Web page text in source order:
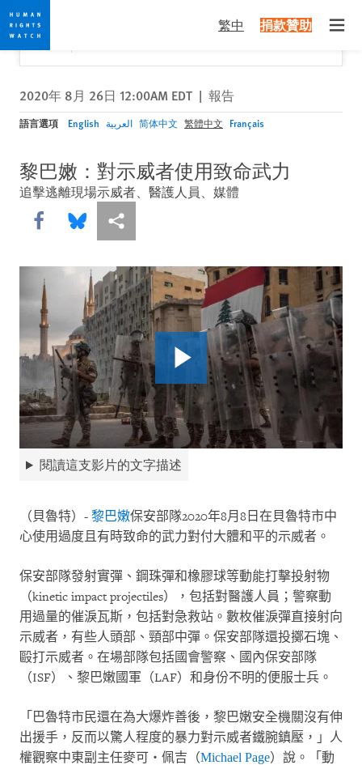
Skip
to
cookie
privacy
notice
Skip
to
main
content
繁中 捐款贊助
Would you like to read this page in English?
Yes
✕
2020年 8月 26日 12:00AM EDT | 報告
語言選項 English العربية 简体中文 繁體中文 Français
黎巴嫩：對示威者使用致命武力
追擊逃離現場示威者、醫護人員、媒體
Share this via Facebook
Share this via Bluesky
More sharing options
閱讀這支影片的文字描述
（貝魯特） - 黎巴嫩保安部隊2020年8月 8 日在貝魯特市中
心使用過度且有時致命的武力對付大體和平的示威者。
保安部隊發射實彈、鋼珠彈和橡膠球等動能打擊投射物
（kinetic impact projectiles），包括對醫護人員；警察動
用過量的催淚瓦斯，包括對急救站。數枚催淚彈直接射向
示威者，有些人頭部、頸部中彈。保安部隊還投擲石塊、
毆打示威者。在場部隊包括國會警察、國內保安部隊
（ISF）、黎巴嫩國軍（LAF）和身份不明的便服士兵。
「巴魯特市民還在為大爆炸善後，黎巴嫩安全機關沒有伸
出援手，反而以驚人程度的暴力對示威者鐵腕鎮壓，」人
權觀察中東副主任麥可・佩吉（Michael Page）說。「動